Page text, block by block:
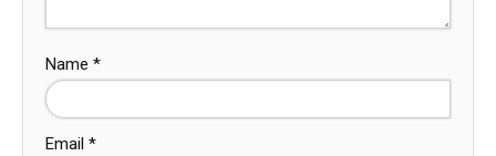
Name *
Email *